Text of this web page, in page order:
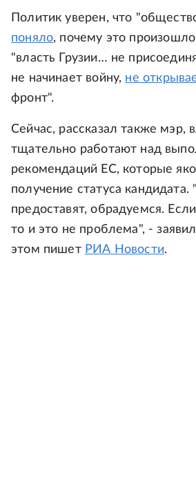
Политик уверен, что
поняло, почему это
"власть Грузии… не
не начинает войну, не
фронт".
Сейчас, рассказал также мэр,
тщательно работают над
рекомендаций ЕС, которые
получение статуса кандидата.
предоставят, обрадуемся.
то и это не проблема", -
этом пишет РИА Новости.